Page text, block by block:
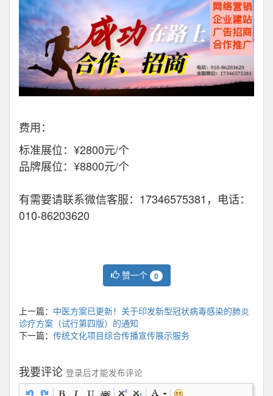
费用：
标准展位：¥2800元/个
品牌展位：¥8800元/个
有需要请联系微信客服：17346575381，电话：
010-86203620
赞一个 0
上一篇： 中医方案已更新！关于印发新型冠状病毒感染的肺炎
诊疗方案（试行第四版）的通知
下一篇： 传统文化项目综合传播宣传展示服务
我要评论 登录后才能发布评论